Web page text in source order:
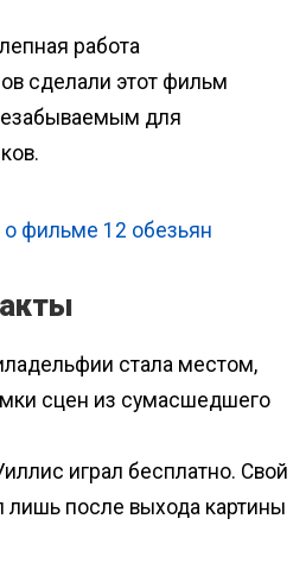
работа
сделали этот фильм
для
стала местом,
сцен из сумасшедшего
играл бесплатно. Свой
лишь после выхода картины